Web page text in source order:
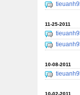
11-25-2011
10-08-2011
10-02-2011